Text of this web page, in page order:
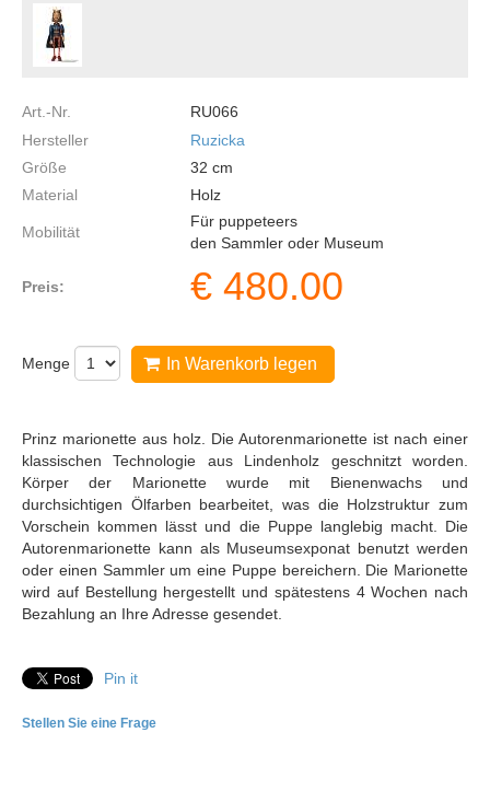
Art.-Nr.
RU066
Hersteller
Ruzicka
Größe
32 cm
Material
Holz
Mobilität
Für puppeteers
den Sammler oder Museum
Preis: € 480.00
Menge In Warenkorb legen
Prinz marionette aus holz. Die Autorenmarionette ist nach einer
klassischen Technologie aus Lindenholz geschnitzt worden.
Körper der Marionette wurde mit Bienenwachs und
durchsichtigen Ölfarben bearbeitet, was die Holzstruktur zum
Vorschein kommen lässt und die Puppe langlebig macht. Die
Autorenmarionette kann als Museumsexponat benutzt werden
oder einen Sammler um eine Puppe bereichern. Die Marionette
wird auf Bestellung hergestellt und spätestens 4 Wochen nach
Bezahlung an Ihre Adresse gesendet.
Pin it
Stellen Sie eine Frage